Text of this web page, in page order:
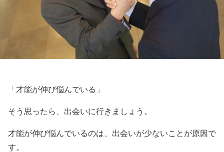
「才能が伸び悩んでいる」
そう思ったら、出会いに行きましょう。
才能が伸び悩んでいるのは、出会いが少ないことが原因で
す。